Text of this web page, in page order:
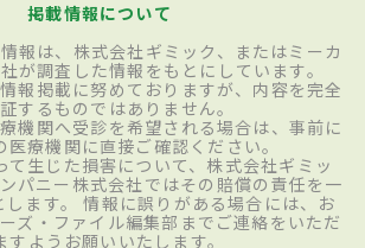
掲載情報について
報は、株式会社ギミック、またはミーカ
が調査した情報をもとにしています。
報掲載に努めておりますが、内容を完全
するものではありません。
機関へ受診を希望される場合は、事前に
医療機関に直接ご確認ください。
て生じた損害について、株式会社ギミッ
パニー株式会社ではその賠償の責任を一
ます。 情報に誤りがある場合には、お
ズ・ファイル編集部までご連絡をいただ
すようお願いいたします。